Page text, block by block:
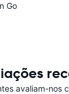
Go
avaliam-nos